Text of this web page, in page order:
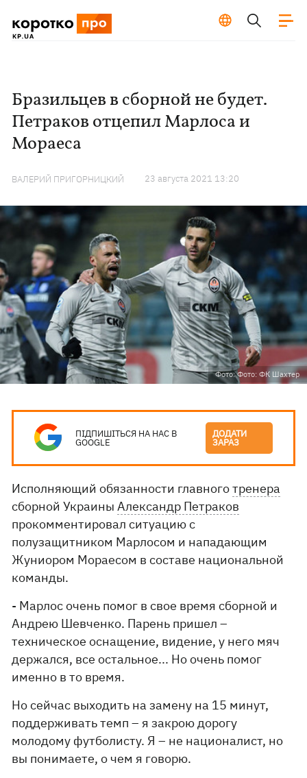
Бразильцев в сборной не будет.
Петраков отцепил Марлоса и
Мораеса
ВАЛЕРИЙ ПРИГОРНИЦКИЙ 23 августа 2021 13:20
Фото: Фото: ФК Шахтер
ПІДПИШІТЬСЯ НА НАС В
GOOGLE
ДОДАТИ
ЗАРАЗ
Исполняющий обязанности главноготренера
сборной УкраиныАлександр Петраков
прокомментировал ситуацию с
полузащитником Марлосом и нападающим
Жуниором Мораесом в составе национальной
команды.
- Марлос очень помог в свое время сборной и
Андрею Шевченко. Парень пришел –
техническое оснащение, видение, у него мяч
держался, все остальное... Но очень помог
именно в то время.
Но сейчас выходить на замену на 15 минут,
поддерживать темп – я закрою дорогу
молодому футболисту. Я – не националист, но
вы понимаете, о чем я говорю.